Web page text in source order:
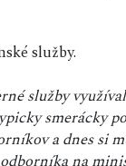
služby.
služby
smerácky
a dnes si